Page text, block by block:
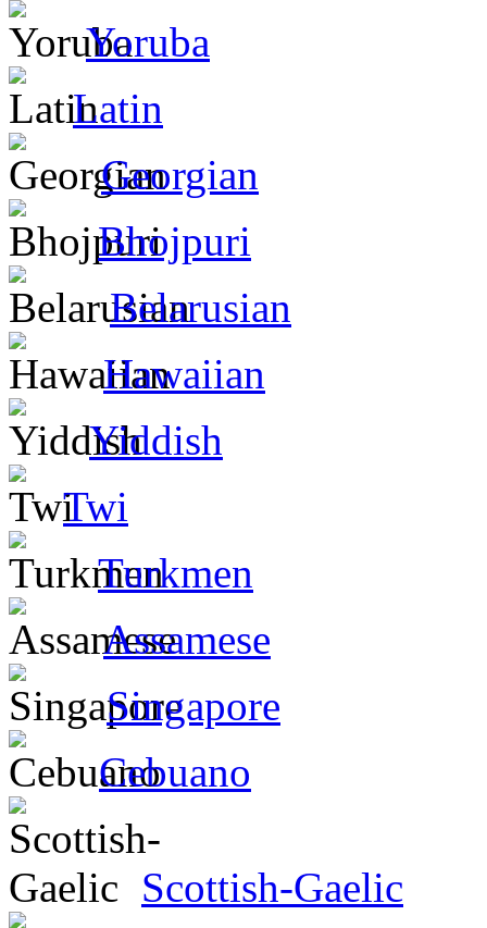
Yoruba
Latin
Georgian
Bhojpuri
Belarusian
Hawaiian
Yiddish
Twi
Turkmen
Assamese
Singapore
Cebuano
Scottish-Gaelic